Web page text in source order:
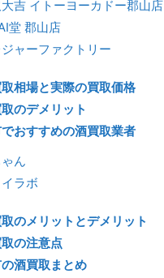
吉 イトーヨーカドー郡山店
堂 郡山店
ジャーファクトリー
相場と実際の買取価格
のデメリット
おすすめの酒買取業者
ん
ラボ
のメリットとデメリット
の注意点
酒買取まとめ